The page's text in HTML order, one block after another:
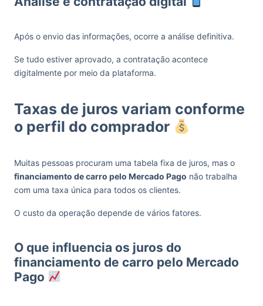
Após o envio das informações, ocorre a análise definitiva.
Se tudo estiver aprovado, a contratação acontece
digitalmente por meio da plataforma.
Taxas de juros variam conforme
o perfil do comprador
Muitas pessoas procuram uma tabela fixa de juros, mas o
financiamento de carro pelo Mercado Pago não trabalha
com uma taxa única para todos os clientes.
O custo da operação depende de vários fatores.
O que influencia os juros do
financiamento de carro pelo Mercado
Pago